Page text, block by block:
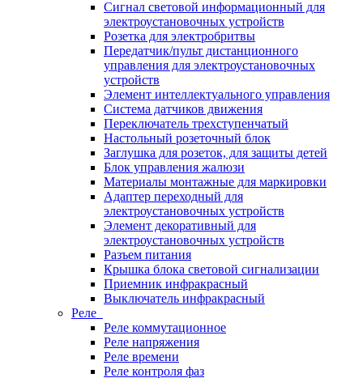
Сигнал световой информационный для
электроустановочных устройств
Розетка для электробритвы
Передатчик/пульт дистанционного
управления для электроустановочных
устройств
Элемент интеллектуального управления
Система датчиков движения
Переключатель трехступенчатый
Настольный розеточный блок
Заглушка для розеток, для защиты детей
Блок управления жалюзи
Материалы монтажные для маркировки
Адаптер переходный для
электроустановочных устройств
Элемент декоративный для
электроустановочных устройств
Разъем питания
Крышка блока световой сигнализации
Приемник инфракрасный
Выключатель инфракрасный
Реле
Реле коммутационное
Реле напряжения
Реле времени
Реле контроля фаз